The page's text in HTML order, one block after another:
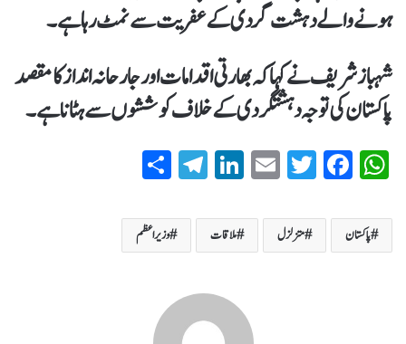
ہونےوالےدہشت گردی کے عفریت سے نمٹ رہا ہے۔
شہباز شریف نےکہا کہ بھارتی اقدامات اور جارحانہ انداز کا مقصد
پاکستان کی توجہ دہشتگردی کےخلاف کوششوں سےہٹانا ہے۔
W
ts
A
Fa
bo
ok
T
tte
r
E
ail
Li
ed
In
T
eg
ra
re پاکستان متزلزل ملاقات وزیر اعظم